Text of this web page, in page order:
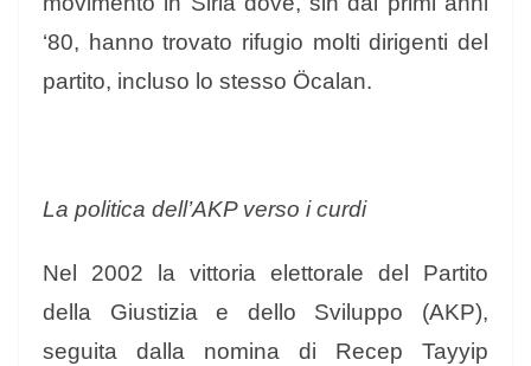
‘80, hanno trovato rifugio molti dirigenti del
partito, incluso lo stesso Öcalan.
La politica dell’AKP verso i curdi
Nel 2002 la vittoria elettorale del Partito
della Giustizia e dello Sviluppo (AKP),
seguita dalla nomina di Recep Tayyip